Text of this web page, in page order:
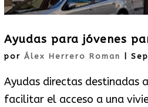
Ayudas para jóvenes
por Álex Herrero Roman
Ayudas directas destinadas
facilitar el acceso a una